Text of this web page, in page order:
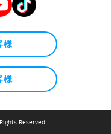
様
様
Reserved.